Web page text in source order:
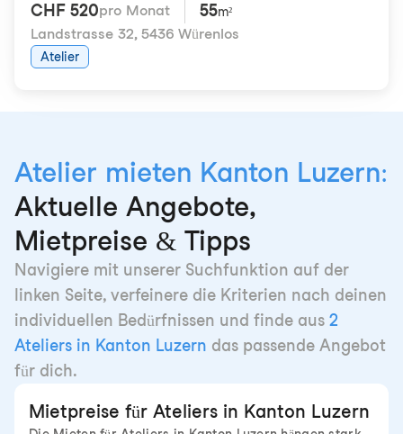
CHF 520pro Monat 55m²
Landstrasse 32, 5436 Würenlos
Atelier
Atelier mieten Kanton Luzern:
Aktuelle Angebote,
Mietpreise & Tipps
Navigiere mit unserer Suchfunktion auf der
linken Seite, verfeinere die Kriterien nach deinen
individuellen Bedürfnissen und finde aus 2
Ateliers in Kanton Luzern das passende Angebot
für dich.
Mietpreise für Ateliers in Kanton Luzern